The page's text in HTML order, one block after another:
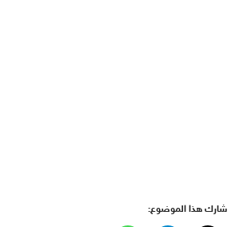
شارك هذا الموضوع: